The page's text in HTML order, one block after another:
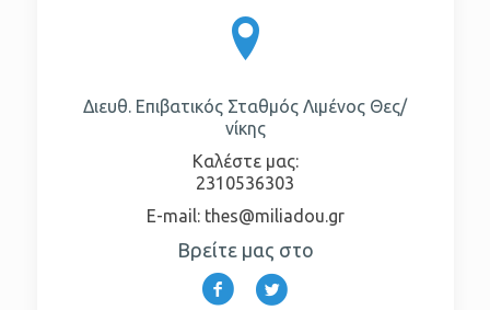
Διευθ. Επιβατικός Σταθμός Λιμένος Θες/
νίκης
Καλέστε μας:
2310536303
E-mail: thes@miliadou.gr
Βρείτε μας στο